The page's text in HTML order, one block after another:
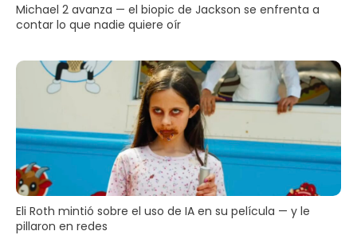
Michael 2 avanza — el biopic de Jackson se enfrenta a
contar lo que nadie quiere oír
Eli Roth mintió sobre el uso de IA en su película — y le
pillaron en redes